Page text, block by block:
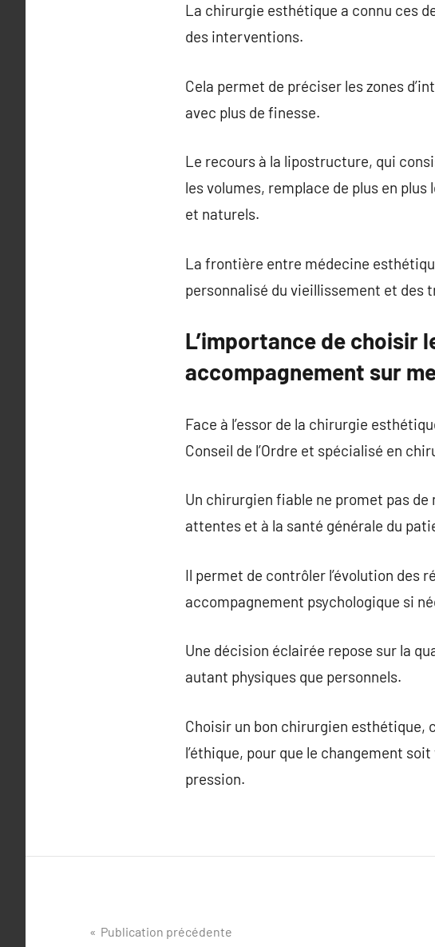
La chirurgie esthétique a connu ces
des interventions.
Cela permet de préciser les zones
avec plus de finesse.
Le recours à la lipostructure, qui
les volumes, remplace de plus en
et naturels.
La frontière entre médecine
personnalisé du vieillissement et des
L’importance de choisir
accompagnement sur
Face à l’essor de la chirurgie
Conseil de l’Ordre et spécialisé en
Un chirurgien fiable ne promet pas
attentes et à la santé générale du
Il permet de contrôler l’évolution des
accompagnement psychologique si
Une décision éclairée repose sur la
autant physiques que personnels.
Choisir un bon chirurgien esthétique,
l’éthique, pour que le changement
pression.
Navigation
Publication précédente